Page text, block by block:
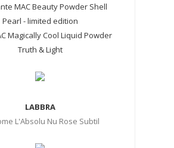
MAC Beauty Powder Shell
Pearl - limited edition
Magically Cool Liquid Powder
Truth & Light
LABBRA
L'Absolu Nu Rose Subtil